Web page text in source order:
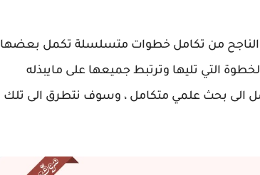
الناجح من تكامل خطوات متسلسلة تكمل بعضها
التي تليها وترتبط جميعها على مايبذله
الى بحث علمي متكامل ، وسوف نتطرق الى تلك